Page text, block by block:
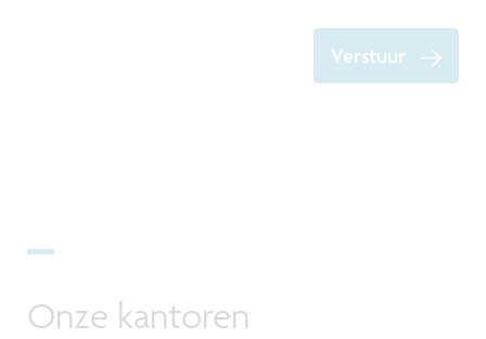
Verstuur
Onze kantoren